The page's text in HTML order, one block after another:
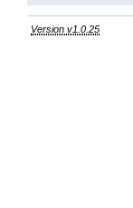
Version v1.0.25